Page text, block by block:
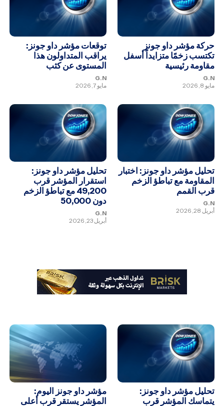
حركة مؤشر داو جونز
تكتسب زخمًا متزايداً أسفل
مقاومة رئيسية
G.N
مايو 8, 2026
توقعات مؤشر داو جونز:
يراقب المتداولون هذا
المستوى عن كثب
G.N
مايو 7, 2026
تحليل مؤشر داو جونز: اختبار
المقاومة مع تباطؤ الزخم
قرب القمم
G.N
أبريل 28, 2026
تحليل مؤشر داو جونز:
استقرار المؤشر قرب
49,200 مع تباطؤ الزخم
دون 50,000
G.N
أبريل 23, 2026
تحليل مؤشر داو جونز:
يتماسك المؤشر قرب
مؤشر داو جونز اليوم:
المؤشر يستقر قرب أعلى